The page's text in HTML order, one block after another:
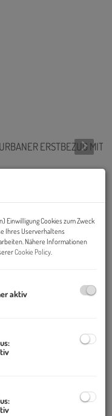
Einwilligung Cookies zum Zweck
Ihres Userverhaltens
Nähere Informationen
Cookie Policy.
aktiv